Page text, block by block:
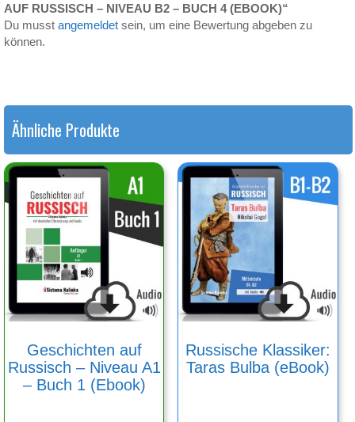
AUF RUSSISCH – NIVEAU B2 – BUCH 4 (EBOOK)“
Du musst angemeldet sein, um eine Bewertung abgeben zu
können.
Ähnliche Produkte
Geschichten auf
Russisch – Niveau A1
– Buch 1 (Ebook)
Russische Klassiker:
Taras Bulba (eBook)